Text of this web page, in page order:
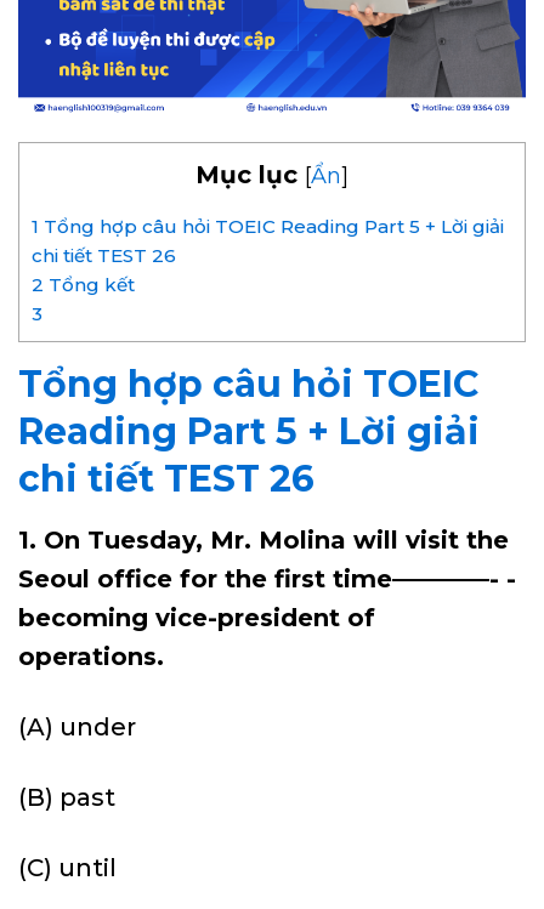
Mục lục [Ẩn]
1 Tổng hợp câu hỏi TOEIC Reading Part 5 + Lời giải
chi tiết TEST 26
2 Tổng kết
3
Tổng hợp câu hỏi TOEIC
Reading Part 5 + Lời giải
chi tiết TEST 26
1. On Tuesday, Mr. Molina will visit the
Seoul office for the first time————- -
becoming vice-president of
operations.
(A) under
(B) past
(C) until